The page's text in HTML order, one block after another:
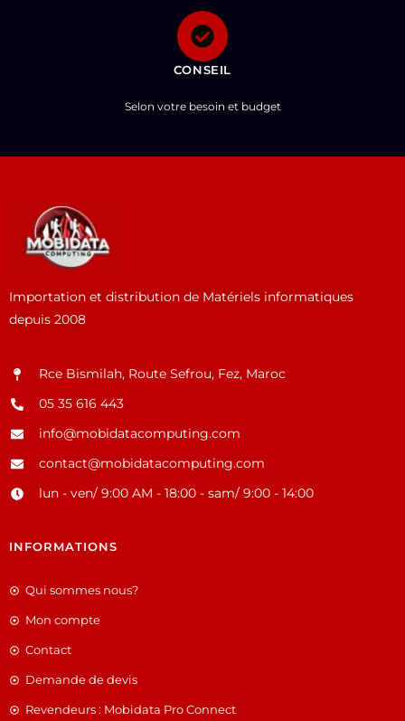
CONSEIL
Selon votre besoin et budget
Importation et distribution de Matériels informatiques
depuis 2008
Rce Bismilah, Route Sefrou, Fez, Maroc
05 35 616 443
info@mobidatacomputing.com
contact@mobidatacomputing.com
lun - ven/ 9:00 AM - 18:00 - sam/ 9:00 - 14:00
INFORMATIONS
Qui sommes nous?
Mon compte
Contact
Demande de devis
Revendeurs : Mobidata Pro Connect